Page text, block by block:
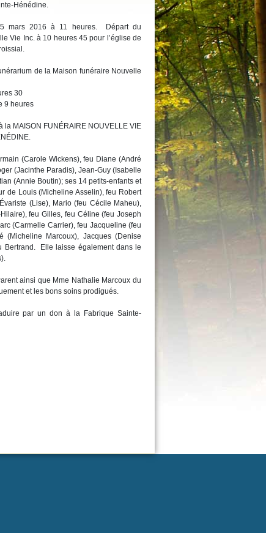
Hénédine.
mars 2016 à 11 heures. Départ du
Vie Inc. à 10 heures 45 pour l’église de
de la Maison funéraire Nouvelle
30
9 heures
MAISON FUNÉRAIRE NOUVELLE VIE
(Carole Wickens), feu Diane (André
(Jacinthe Paradis), Jean-Guy (Isabelle
(Annie Boutin); ses 14 petits-enfants et
de Louis (Micheline Asselin), feu Robert
(Lise), Mario (feu Cécile Maheu),
feu Gilles, feu Céline (feu Joseph
(Carmelle Carrier), feu Jacqueline (feu
(Micheline Marcoux), Jacques (Denise
Bertrand. Elle laisse également dans le
ainsi que Mme Nathalie Marcoux du
et les bons soins prodigués.
par un don à la Fabrique Sainte-